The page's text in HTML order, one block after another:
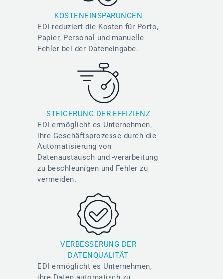
KOSTENEINSPARUNGEN
EDI reduziert die Kosten für Porto,
Papier, Personal und manuelle
Fehler bei der Dateneingabe.
STEIGERUNG DER EFFIZIENZ
EDI ermöglicht es Unternehmen,
ihre Geschäftsprozesse durch die
Automatisierung von
Datenaustausch und -verarbeitung
zu beschleunigen und Fehler zu
vermeiden.
VERBESSERUNG DER
DATENQUALITÄT
EDI ermöglicht es Unternehmen,
ihre Daten automatisch zu